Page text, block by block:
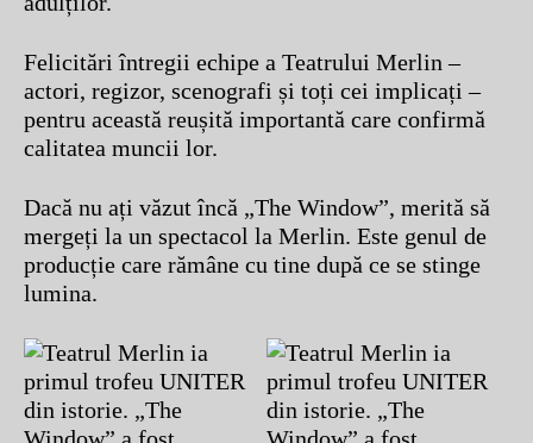
Felicitări întregii echipe a Teatrului Merlin –
actori, regizor, scenografi și toți cei implicați –
pentru această reușită importantă care confirmă
calitatea muncii lor.
Dacă nu ați văzut încă „The Window”, merită să
mergeți la un spectacol la Merlin. Este genul de
producție care rămâne cu tine după ce se stinge
lumina.